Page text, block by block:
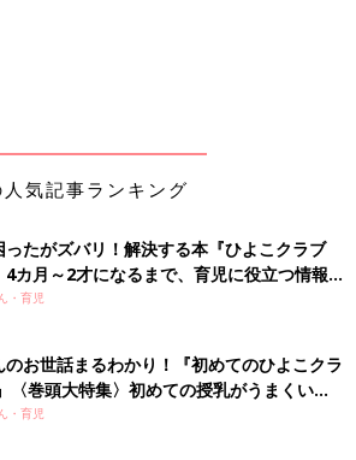
気記事ランキング
ったがズバリ！解決する本『ひよこクラブ
月～2才になるまで、育児に役立つ情報が
！
・育児
のお世話まるわかり！『初めてのひよこクラ
〈巻頭大特集〉初めての授乳がうまくい
ぱい・ミルクの基本と夏のトラブル 解決テ
・育児